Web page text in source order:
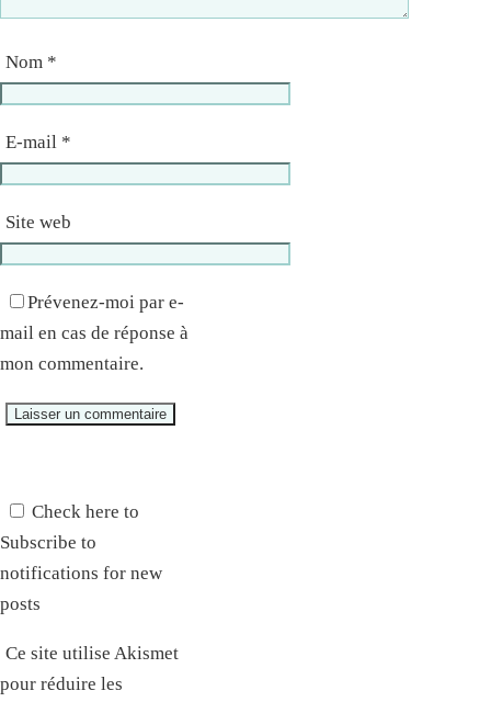
Nom *
E-mail *
Site web
Prévenez-moi par e-
mail en cas de réponse à
mon commentaire.
Check here to
Subscribe to
notifications for new
posts
Ce site utilise Akismet
pour réduire les